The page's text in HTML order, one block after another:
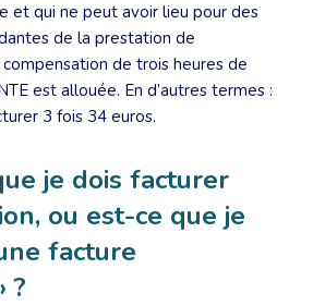
et qui ne peut avoir lieu pour des
de la prestation de
compensation de trois heures de
est allouée. En d’autres termes :
3 fois 34 euros.
je dois facturer
ou est-ce que je
facture
?